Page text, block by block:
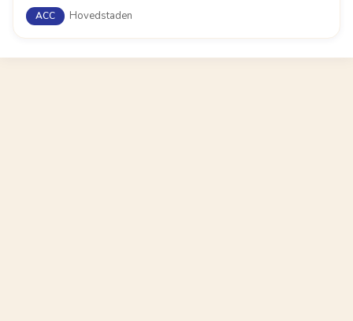
ACC Hovedstaden